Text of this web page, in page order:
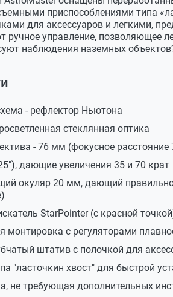
приспособлениями типа
для аксессуаров и легкими,
ручное управление, позволяющее
наблюдения наземных
- рефлектор Ньютона
стеклянная оптика
- 76 мм (фокусное расстояние
дающие увеличения 35 и 70 крат
окуляр 20 мм, дающий правильно
StarPointer (с красной
монтировка с регуляторами
штатив с полочкой для
"ласточкин хвост" для быстрой
не требующая дополнительных
стальной
для аксессуаров
планетарием
по эксплуатации и гарантийный талон